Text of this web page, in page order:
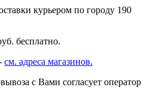
курьером по городу 190
бесплатно.
см. адреса магазинов.
с Вами согласует оператор